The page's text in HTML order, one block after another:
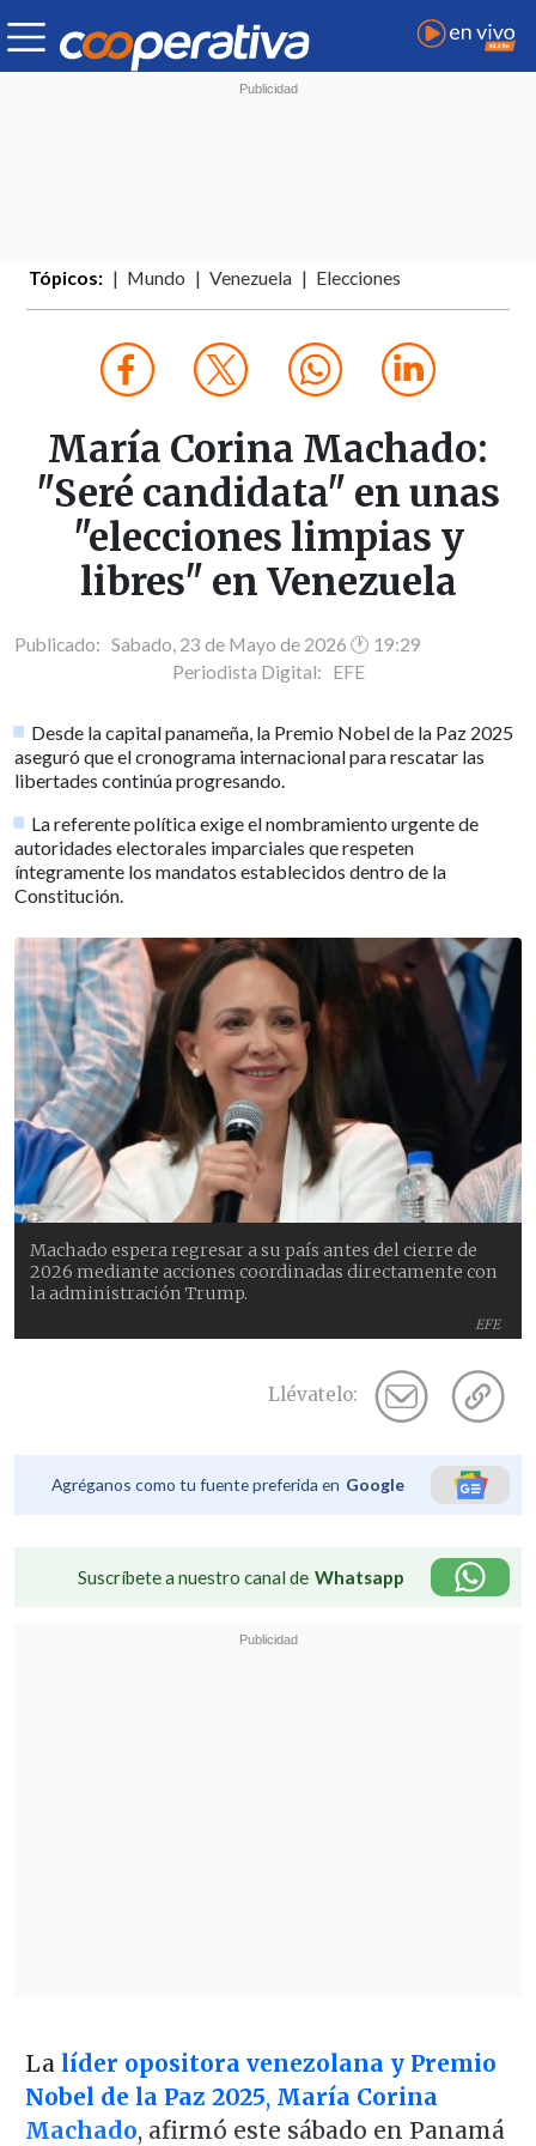
Tópicos: Mundo Venezuela Elecciones
María Corina Machado:
"Seré candidata" en unas
"elecciones limpias y
libres" en Venezuela
Publicado: Sabado, 23 de Mayo de 2026 🕐 19:29
Periodista Digital: EFE
Desde la capital panameña, la Premio Nobel de la Paz 2025
aseguró que el cronograma internacional para rescatar las
libertades continúa progresando.
La referente política exige el nombramiento urgente de
autoridades electorales imparciales que respeten
íntegramente los mandatos establecidos dentro de la
Constitución.
EFE
Machado espera regresar a su país antes del cierre de
2026 mediante acciones coordinadas directamente con
la administración Trump.
Llévatelo:
Agréganos como tu fuente preferida en Google
Suscríbete a nuestro canal de Whatsapp
Lalíder opositora venezolana y Premio
Nobel de la Paz 2025,María Corina
Machado, afirmó este sábado en Panamá